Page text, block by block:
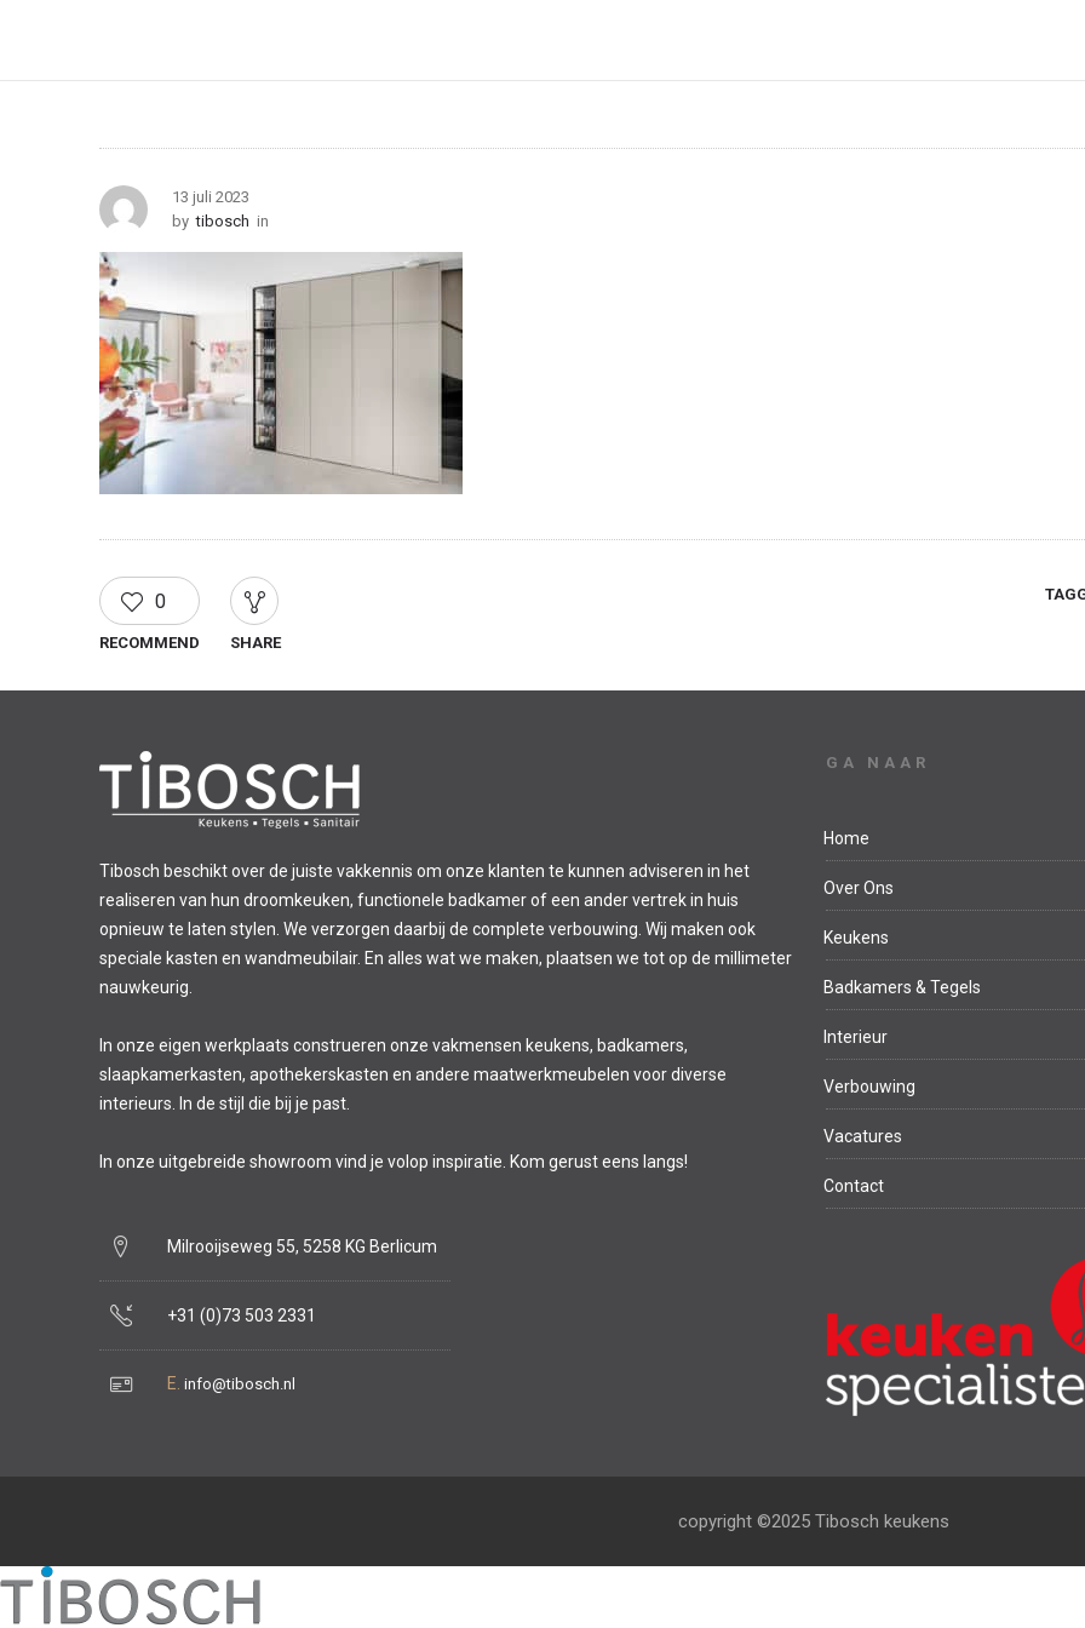
13 juli 2023
by tibosch in
0
RECOMMEND SHARE
Tibosch beschikt over de juiste vakkennis om onze klanten te kunnen adviseren in het
realiseren van hun droomkeuken, functionele badkamer of een ander vertrek in huis
opnieuw te laten stylen. We verzorgen daarbij de complete verbouwing. Wij maken ook
speciale kasten en wandmeubilair. En alles wat we maken, plaatsen we tot op de millimeter
nauwkeurig.
In onze eigen werkplaats construeren onze vakmensen keukens, badkamers,
slaapkamerkasten, apothekerskasten en andere maatwerkmeubelen voor diverse
interieurs. In de stijl die bij je past.
In onze uitgebreide showroom vind je volop inspiratie. Kom gerust eens langs!
Milrooijseweg 55, 5258 KG Berlicum
+31 (0)73 503 2331
E. info@tibosch.nl
GA NAAR
Home
Over Ons
Keukens
Badkamers & Tegels
Interieur
Verbouwing
Vacatures
Contact
copyright ©2025 Tibosch keukens